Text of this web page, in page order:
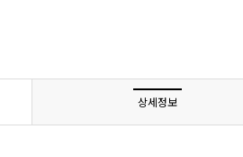
상세정보